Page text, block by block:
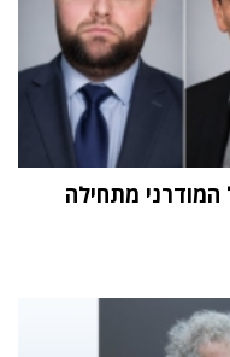
המודרני מתחילה